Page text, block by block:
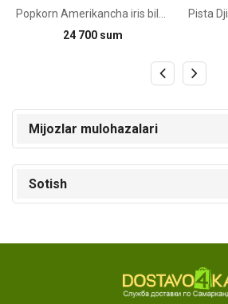
24 700 sum
Mijozlar mulohazalari
Sotish